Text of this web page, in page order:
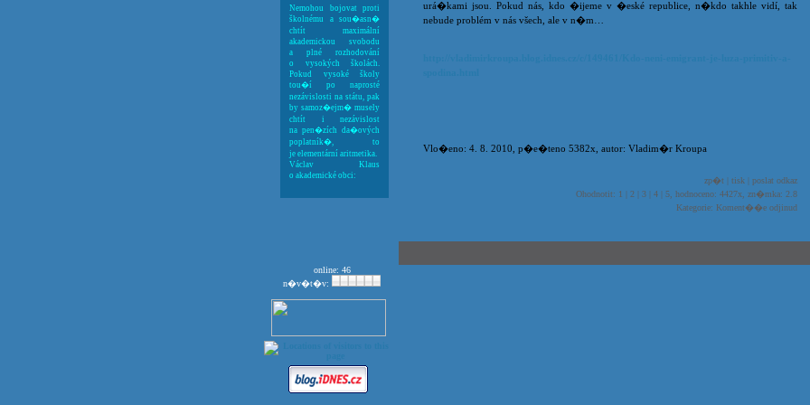
urá�kami jsou. Pokud nás, kdo �ijeme v �eské republice, n�kdo takhle vidí, tak
nebude problém v nás všech, ale v n�m…
Vlo�eno: 4. 8. 2010, p�e�teno 5382x, autor: Vladim�r Kroupa
zp�t tisk
poslat odkaz
Ohodnotit: 1 2 3 4 5 , hodnoceno: 4427x, zn�mka: 2.8
Kategorie: Koment��e odjinud
Nemohou bojovat proti
školnému a sou�asn�
chtít maximální
akademickou svobodu
a plné rozhodování
o vysokých školách.
Pokud vysoké školy
tou�í po naprosté
nezávislosti na státu, pak
by samoz�ejm� musely
chtít i nezávislost
na pen�zích da�ových
poplatník�, to
je elementární aritmetika.
Václav Klaus
o akademické obci:
online: 46
n�v�t�v: